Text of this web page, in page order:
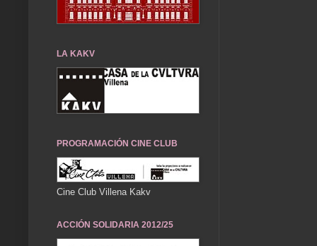
LA KAKV
PROGRAMACIÓN CINE CLUB
Cine Club Villena Kakv
ACCIÓN SOLIDARIA 2012/25